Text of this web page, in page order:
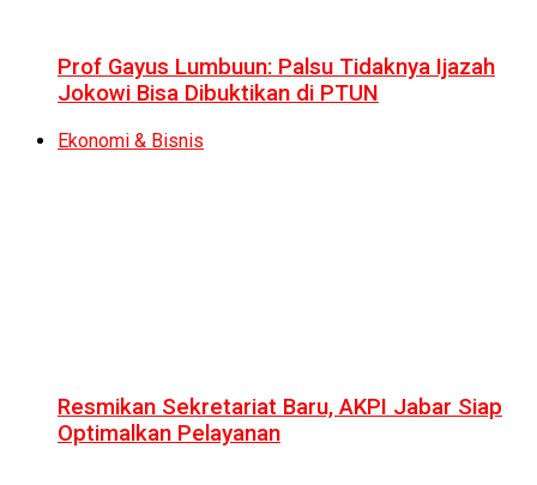
Prof Gayus Lumbuun: Palsu Tidaknya Ijazah
Jokowi Bisa Dibuktikan di PTUN
Ekonomi & Bisnis
Resmikan Sekretariat Baru, AKPI Jabar Siap
Optimalkan Pelayanan